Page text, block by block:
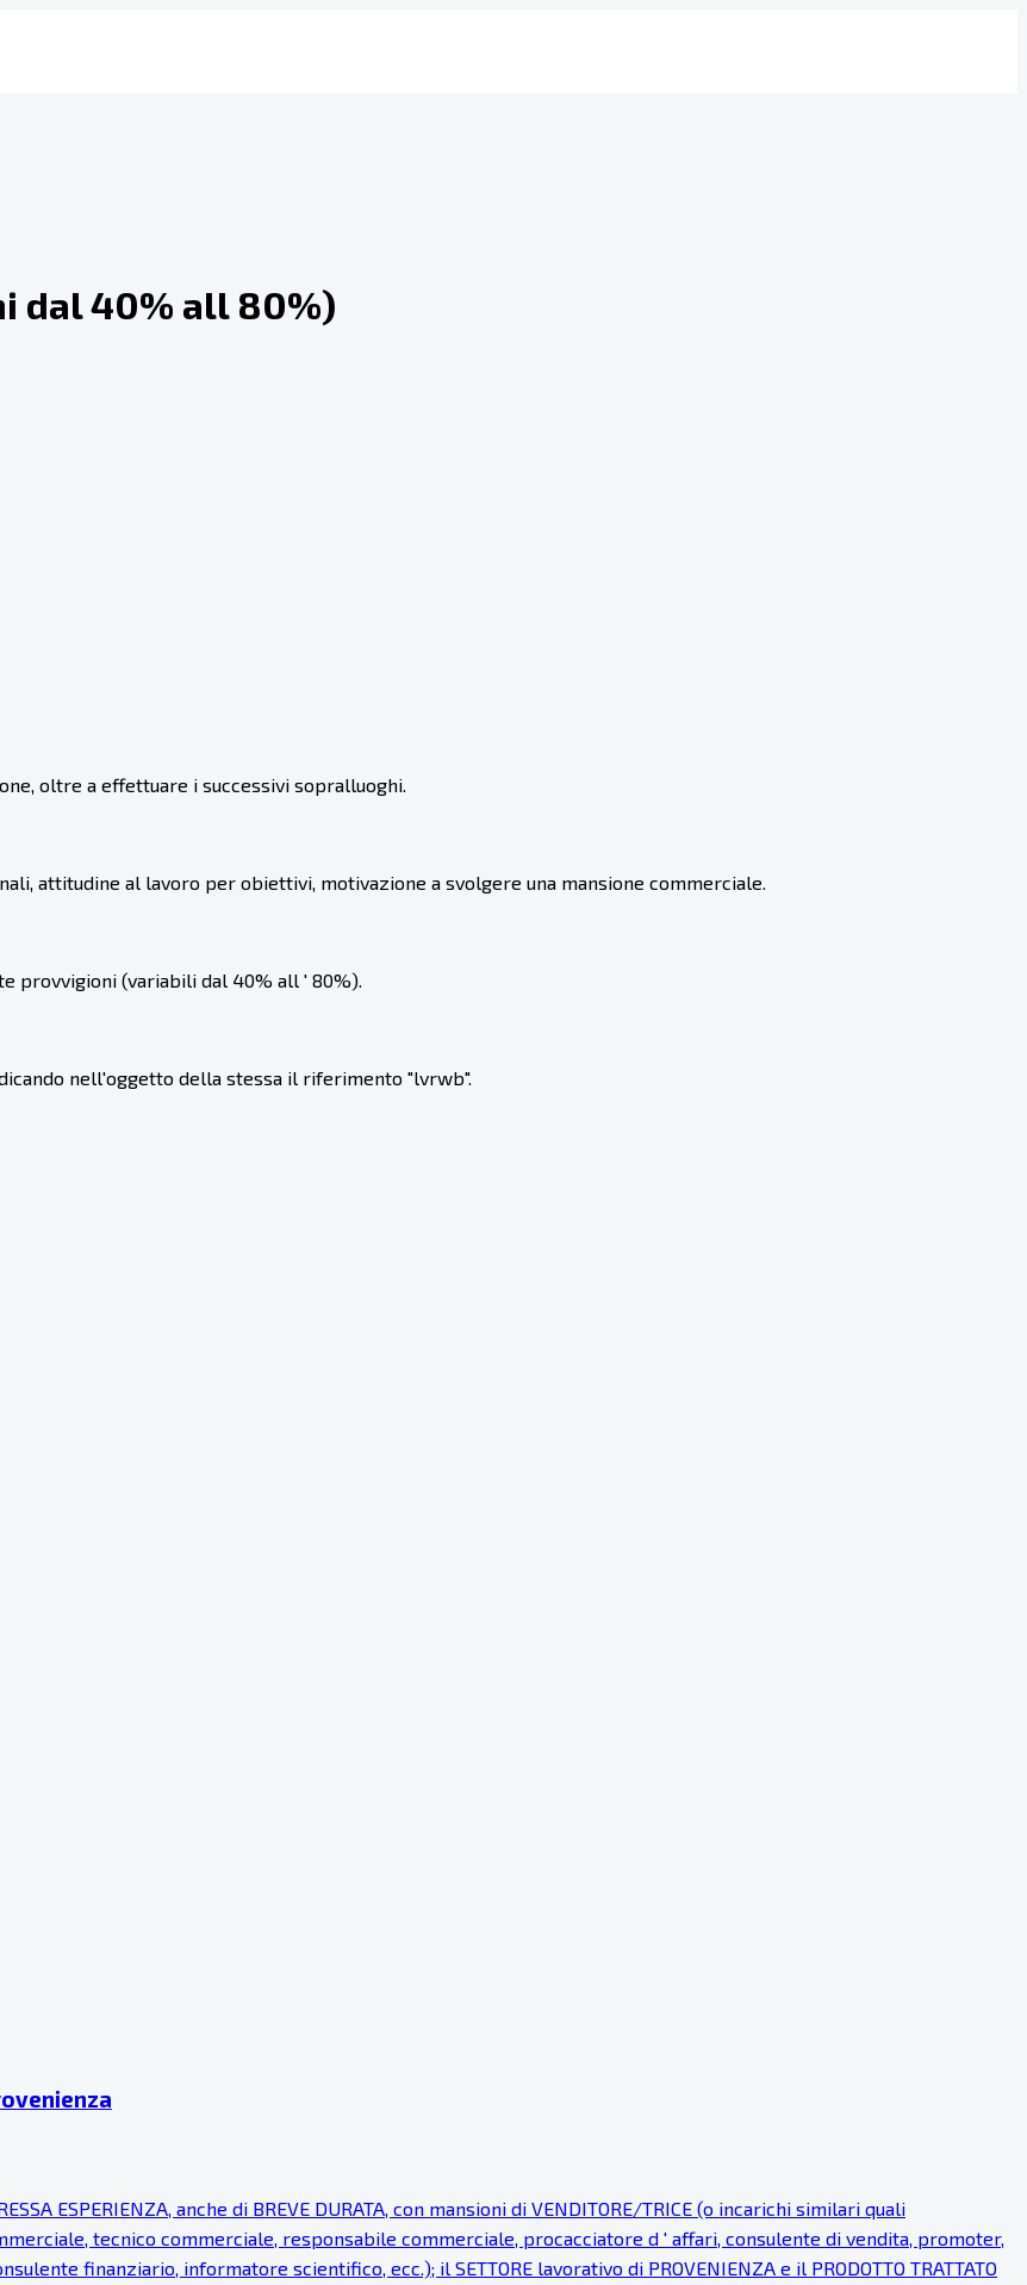
dal 40% all 80%)
oltre a effettuare i successivi sopralluoghi.
attitudine al lavoro per obiettivi, motivazione a svolgere una mansione commerciale.
provvigioni (variabili dal 40% all ' 80%).
nell'oggetto della stessa il riferimento "lvrwb".
ESPERIENZA, anche di BREVE DURATA, con mansioni di VENDITORE/TRICE (o incarichi similari quali
tecnico commerciale, responsabile commerciale, procacciatore d ' affari, consulente di vendita, promoter,
finanziario, informatore scientifico, ecc.); il SETTORE lavorativo di PROVENIENZA e il PRODOTTO TRATTATO